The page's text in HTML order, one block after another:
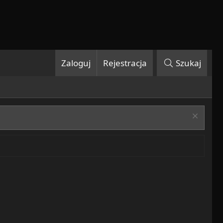
Zaloguj Rejestracja Szukaj